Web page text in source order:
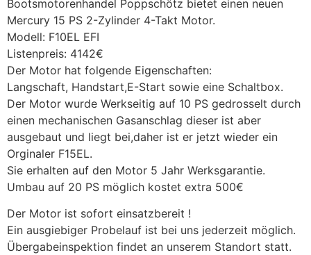
Bootsmotorenhandel Poppschötz bietet einen neuen
Mercury 15 PS 2-Zylinder 4-Takt Motor.
Modell: F10EL EFI
Listenpreis: 4142€
Der Motor hat folgende Eigenschaften:
Langschaft, Handstart,E-Start sowie eine Schaltbox.
Der Motor wurde Werkseitig auf 10 PS gedrosselt durch
einen mechanischen Gasanschlag dieser ist aber
ausgebaut und liegt bei,daher ist er jetzt wieder ein
Orginaler F15EL.
Sie erhalten auf den Motor 5 Jahr Werksgarantie.
Umbau auf 20 PS möglich kostet extra 500€
Der Motor ist sofort einsatzbereit !
Ein ausgiebiger Probelauf ist bei uns jederzeit möglich.
Übergabeinspektion findet an unserem Standort statt.